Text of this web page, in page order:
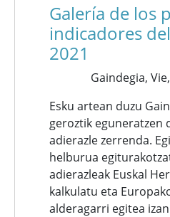
Galería de los
indicadores
2021
Gaindegia,
Esku artean duzu
geroztik eguneratzen
adierazle zerrenda.
helburua
adierazleak Euskal
kalkulatu eta
alderagarri egitea